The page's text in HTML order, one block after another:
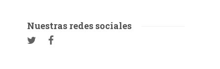
Nuestras redes sociales